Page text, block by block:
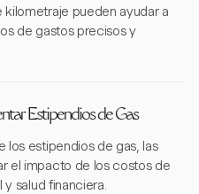
pueden ayudar a
de gastos precisos y
Estipendios de Gas
los estipendios de gas, las
el impacto de los costos de
salud financiera.